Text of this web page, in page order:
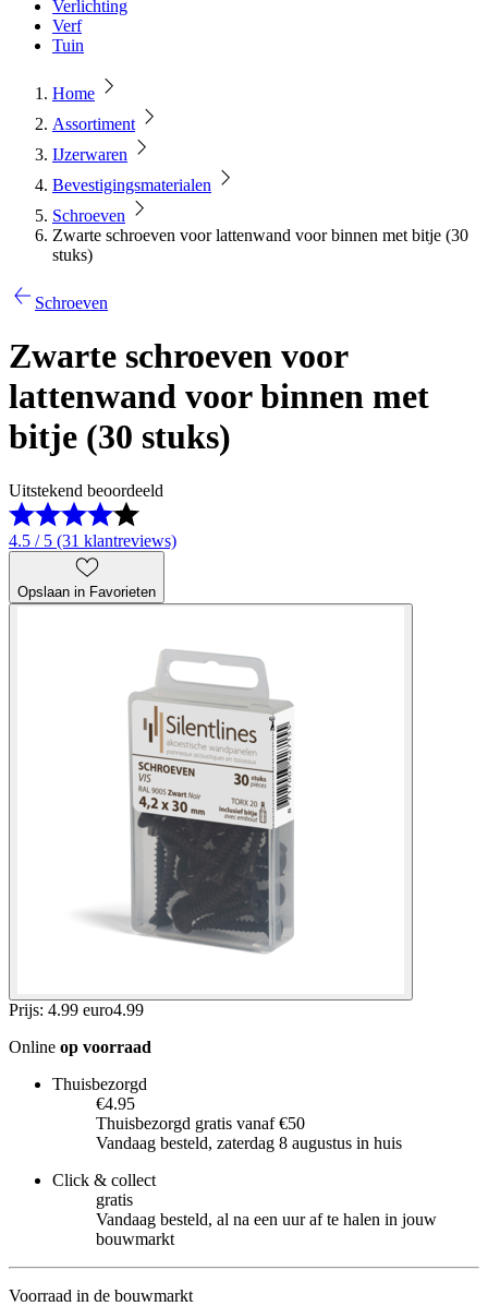
Verlichting
Verf
Tuin
Home
Assortiment
IJzerwaren
Bevestigingsmaterialen
Schroeven
Zwarte schroeven voor lattenwand voor binnen met bitje (30
stuks)
Schroeven
Zwarte schroeven voor
lattenwand voor binnen met
bitje (30 stuks)
Uitstekend beoordeeld
4.5 / 5 (31 klantreviews)
Opslaan in Favorieten
Prijs: 4.99 euro4.99
Online op voorraad
Thuisbezorgd
€4.95
Thuisbezorgd gratis vanaf €50
Vandaag besteld, zaterdag 8 augustus in huis
Click & collect
gratis
Vandaag besteld, al na een uur af te halen in jouw
bouwmarkt
Voorraad in de bouwmarkt